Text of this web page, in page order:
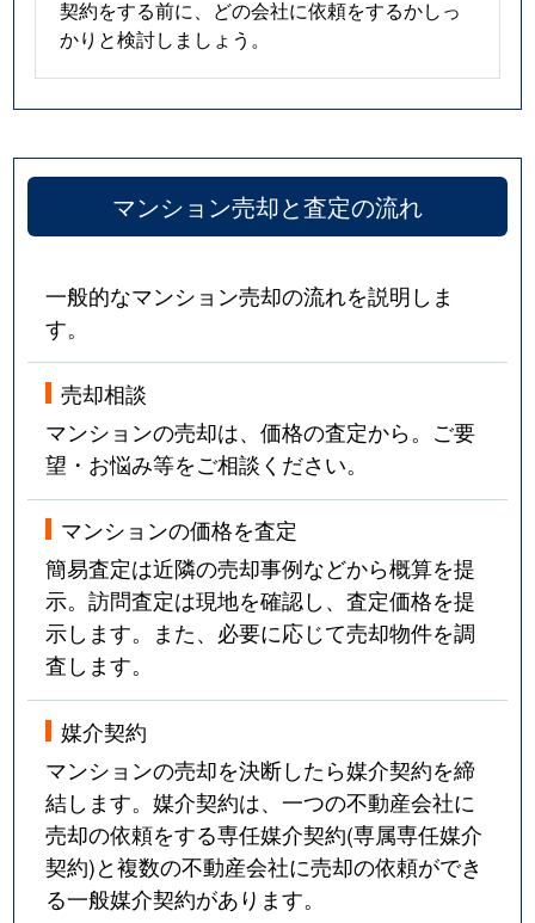
契約をする前に、どの会社に依頼をするかしっ
かりと検討しましょう。
マンション売却と査定の流れ
一般的なマンション売却の流れを説明しま
す。
売却相談
マンションの売却は、価格の査定から。ご要
望・お悩み等をご相談ください。
マンションの価格を査定
簡易査定は近隣の売却事例などから概算を提
示。訪問査定は現地を確認し、査定価格を提
示します。また、必要に応じて売却物件を調
査します。
媒介契約
マンションの売却を決断したら媒介契約を締
結します。媒介契約は、一つの不動産会社に
売却の依頼をする専任媒介契約(専属専任媒介
契約)と複数の不動産会社に売却の依頼ができ
る一般媒介契約があります。